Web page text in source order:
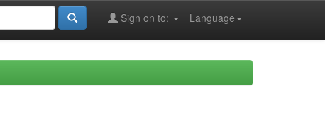
Language
Sign on to: